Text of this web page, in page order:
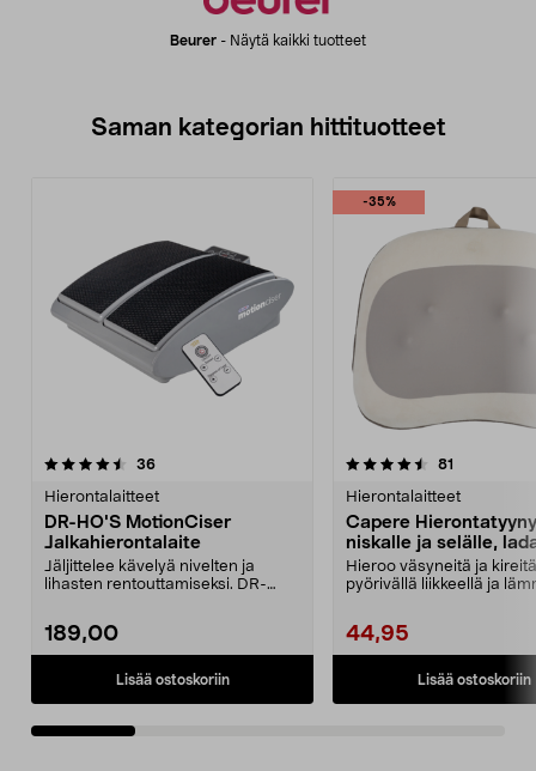
Beurer - Näytä kaikki tuotteet
Saman kategorian hittituotteet
36arvostelut
Hierontalaitteet
DR-HO'S MotionCiser
Jalkahierontalaite
Jäljittelee kävelyä nivelten ja
lihasten rentouttamiseksi. DR-
189,00
Lisää ostoskoriin
-35%
4.5 viidestä
81
Hierontalaitteet
Capere Hierontatyyny
niskalle ja selälle,
Hieroo väsyneitä ja
pyörivällä liikkeellä ja
44,95
Lisää ostoskoriin
3.5 viidestä